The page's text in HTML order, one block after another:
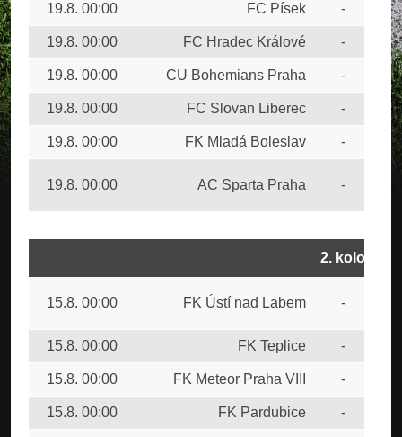
19.8. 00:00 FC Písek -
19.8. 00:00 FC Hradec Králové -
19.8. 00:00 CU Bohemians Praha -
19.8. 00:00 FC Slovan Liberec -
19.8. 00:00 FK Mladá Boleslav -
19.8. 00:00 AC Sparta Praha -
2. kolo
15.8. 00:00 FK Ústí nad Labem -
15.8. 00:00 FK Teplice -
15.8. 00:00 FK Meteor Praha VIII -
15.8. 00:00 FK Pardubice -